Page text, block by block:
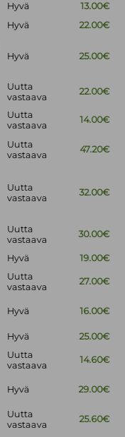
Hyvä
13.00€
Hyvä
22.00€
Hyvä 25.00€
Uutta
vastaava
22.00€
Uutta
vastaava
14.00€
Uutta
vastaava
47.20€
Uutta
vastaava
32.00€
Uutta
vastaava
30.00€
Hyvä 19.00€
Uutta
vastaava
27.00€
Hyvä 16.00€
Hyvä 25.00€
Uutta
vastaava
14.60€
Hyvä 29.00€
Uutta
vastaava
25.60€